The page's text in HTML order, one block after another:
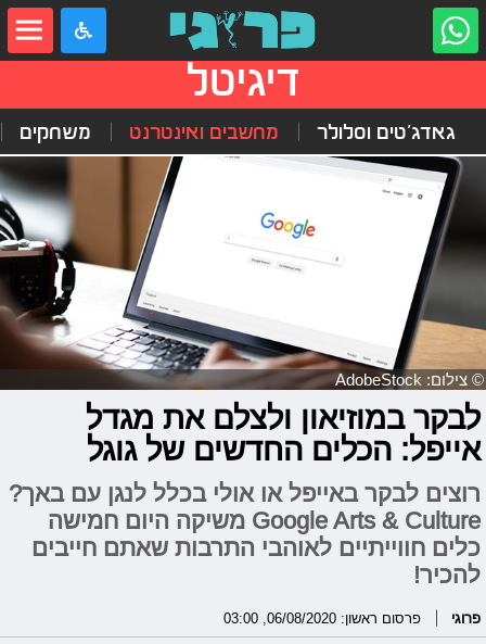
דיגיטל
גאדג'טים וסלולר מחשבים ואינטרנט משחקים
© צילום: AdobeStock
לבקר במוזיאון ולצלם את מגדל
אייפל: הכלים החדשים של גוגל
רוצים לבקר באייפל או אולי בכלל לנגן עם באך?
Google Arts & Culture משיקה היום חמישה
כלים חווייתיים לאוהבי התרבות שאתם חייבים
להכיר!
פרוגי פרסום ראשון: 06/08/2020, 03:00